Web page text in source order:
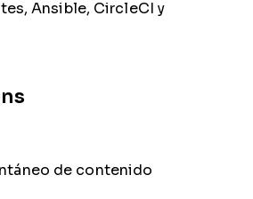
Ansible, CircleCI y
de contenido